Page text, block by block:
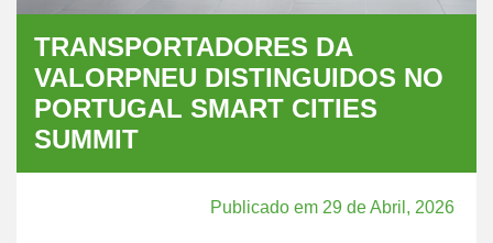
TRANSPORTADORES DA
VALORPNEU DISTINGUIDOS NO
PORTUGAL SMART CITIES
SUMMIT
Publicado em 29 de Abril, 2026